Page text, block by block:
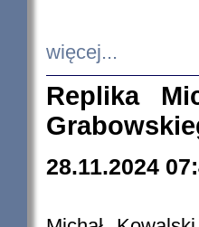
więcej...
Replika
28.11.2024